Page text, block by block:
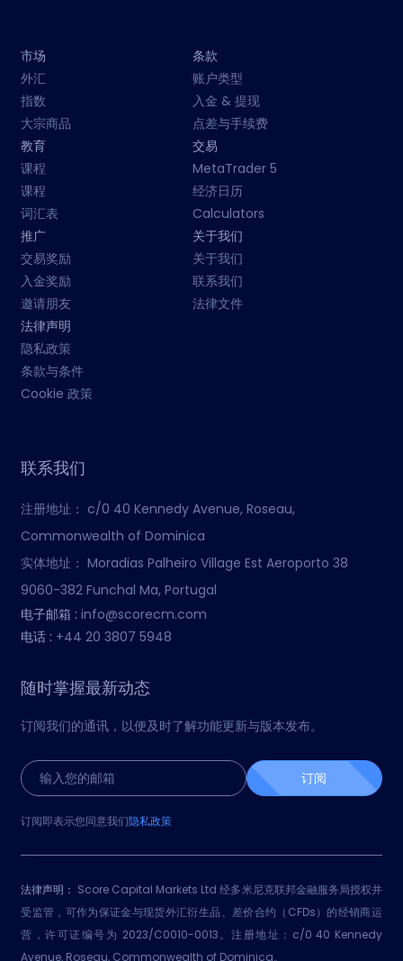
市场
外汇
指数
大宗商品
条款
账户类型
入金 & 提现
点差与手续费
教育
课程
课程
词汇表
交易
MetaTrader 5
经济日历
Calculators
推广
交易奖励
入金奖励
邀请朋友
关于我们
关于我们
联系我们
法律文件
法律声明
隐私政策
条款与条件
Cookie 政策
联系我们
注册地址： c/0 40 Kennedy Avenue, Roseau,
Commonwealth of Dominica
实体地址： Moradias Palheiro Village Est Aeroporto 38
9060-382 Funchal Ma, Portugal
电子邮箱 : info@scorecm.com
电话 : +44 20 3807 5948
随时掌握最新动态
订阅我们的通讯，以便及时了解功能更新与版本发布。
订阅
订阅即表示您同意我们隐私政策
法律声明： Score Capital Markets Ltd 经多米尼克联邦金融服务局授权并
受监管，可作为保证金与现货外汇衍生品、差价合约（CFDs）的经销商运
营，许可证编号为 2023/C0010-0013。注册地址：c/0 40 Kennedy
Avenue, Roseau, Commonwealth of Dominica。